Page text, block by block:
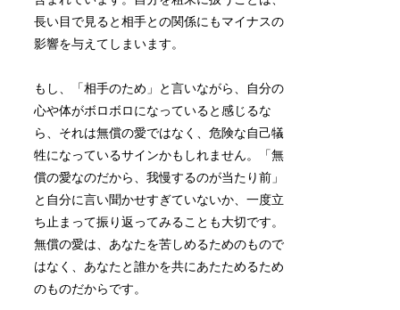
長い目で見ると相手との関係にもマイナスの
影響を与えてしまいます。
もし、「相手のため」と言いながら、自分の
心や体がボロボロになっていると感じるな
ら、それは無償の愛ではなく、危険な自己犠
牲になっているサインかもしれません。「無
償の愛なのだから、我慢するのが当たり前」
と自分に言い聞かせすぎていないか、一度立
ち止まって振り返ってみることも大切です。
無償の愛は、あなたを苦しめるためのもので
はなく、あなたと誰かを共にあたためるため
のものだからです。